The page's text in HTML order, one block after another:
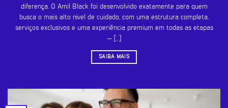
diferença. O Amil Black foi desenvolvido exatamente para quem
busca o mais alto nível de cuidado, com uma estrutura completa,
serviços exclusivos e uma experiência premium em todas as etapas
— [...]
SAIBA MAIS